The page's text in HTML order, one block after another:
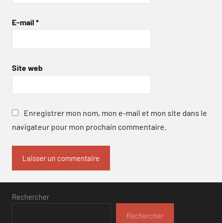
E-mail *
Site web
Enregistrer mon nom, mon e-mail et mon site dans le
navigateur pour mon prochain commentaire.
Rechercher
Rechercher